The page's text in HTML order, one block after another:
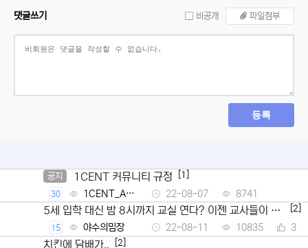
댓글쓰기 비공개 파일첨부
등록
공지 1CENT 커뮤니티 규정 [1]
30
1CENT_Ad
min
22-08-07 8741
5세 입학 대신 밤 8시까지 교실 연다? 이젠 교사들이 뿔
났다
[2]
15 야수의밈장 22-08-11 10835 3
치킨에 담배가.. [2]